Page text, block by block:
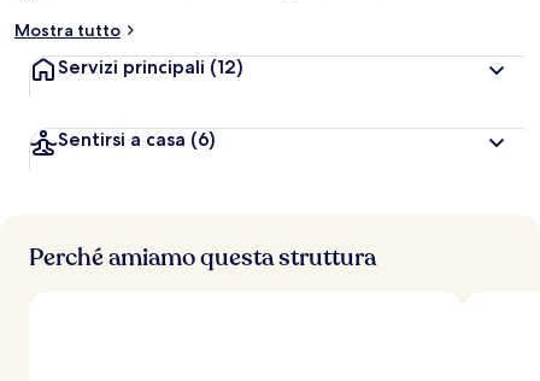
z
a
Mostra tutto
Servizi principali (12)
Sentirsi a casa (6)
Perché amiamo questa struttura